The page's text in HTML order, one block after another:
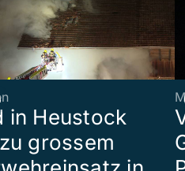
in Heustock
grossem